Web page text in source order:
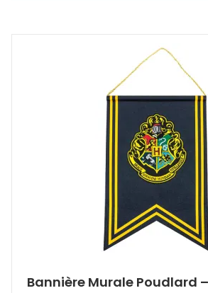
Bannière Murale Poudlard